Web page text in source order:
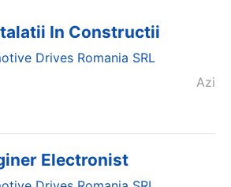
In Constructii
Drives Romania SRL
Azi
Electronist